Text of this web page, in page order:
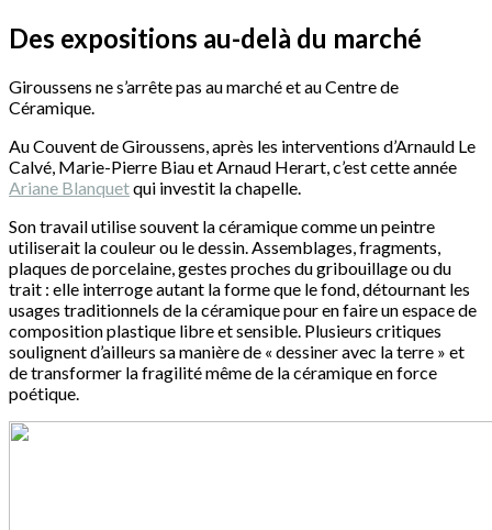
Des expositions au-delà du marché
Giroussens ne s’arrête pas au marché et au Centre de
Céramique.
Au Couvent de Giroussens, après les interventions d’Arnauld Le
Calvé, Marie-Pierre Biau et Arnaud Herart, c’est cette année
Ariane Blanquetqui investit la chapelle.
Son travail utilise souvent la céramique comme un peintre
utiliserait la couleur ou le dessin. Assemblages, fragments,
plaques de porcelaine, gestes proches du gribouillage ou du
trait : elle interroge autant la forme que le fond, détournant les
usages traditionnels de la céramique pour en faire un espace de
composition plastique libre et sensible. Plusieurs critiques
soulignent d’ailleurs sa manière de « dessiner avec la terre » et
de transformer la fragilité même de la céramique en force
poétique.